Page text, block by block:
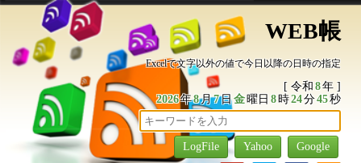
WEB帳
Excelで文字以外の値で今日以降の日時の指定
[ 令和 8年 ]
2026年8月7日金曜日 8 時24分46秒